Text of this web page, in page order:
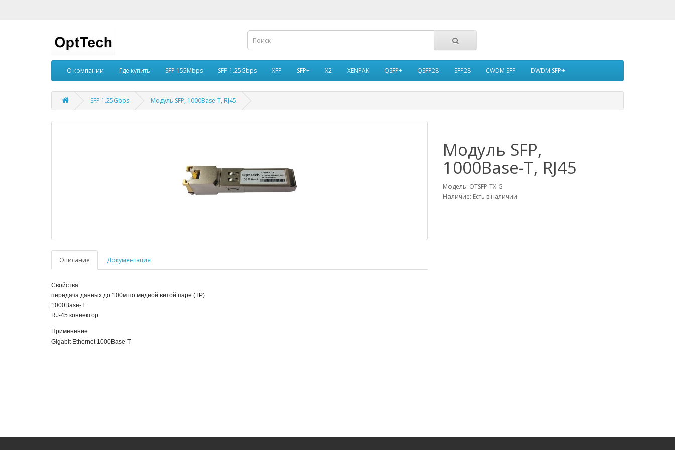
О компании Где купить SFP 155Mbps SFP 1.25Gbps XFP SFP+ X2 XENPAK QSFP+ QSFP28 SFP28 CWDM SFP DWDM SFP+
SFP 1.25Gbps Модуль SFP, 1000Base-T, RJ45
Описание Документация
Свойства
передача данных до 100м по медной витой паре (TP)
1000Base-T
RJ-45 коннектор
Применение
Gigabit Ethernet 1000Base-T
Модуль SFP,
1000Base-T, RJ45
Модель: OTSFP-TX-G
Наличие: Есть в наличии